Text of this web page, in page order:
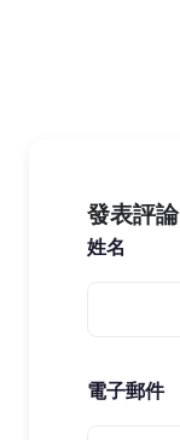
發表評論
姓名
電子郵件